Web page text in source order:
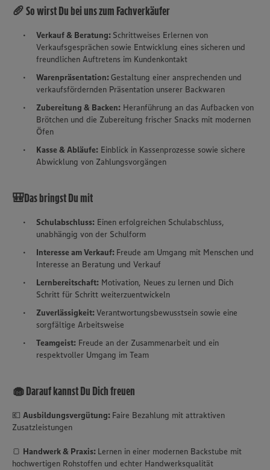
🥖 So wirst Du bei uns zum Fachverkäufer
Verkauf & Beratung: Schrittweises Erlernen von
Verkaufsgesprächen sowie Entwicklung eines sicheren und
freundlichen Auftretens im Kundenkontakt
Warenpräsentation:Gestaltung einer ansprechenden und
verkaufsfördernden Präsentation unserer Backwaren
Zubereitung & Backen: Heranführung an das Aufbacken von
Brötchen und die Zubereitung frischer Snacks mit modernen
Öfen
Kasse & Abläufe: Einblick in Kassenprozesse sowie sichere
Abwicklung von Zahlungsvorgängen
🎒Das bringst Du mit
Schulabschluss: Einen erfolgreichen Schulabschluss,
unabhängig von der Schulform
Interesse am Verkauf: Freude am Umgang mit Menschen und
Interesse an Beratung und Verkauf
Lernbereitschaft: Motivation, Neues zu lernen und Dich
Schritt für Schritt weiterzuentwickeln
Zuverlässigkeit:Verantwortungsbewusstsein sowie eine
sorgfältige Arbeitsweise
Teamgeist: Freude an der Zusammenarbeit und ein
respektvoller Umgang im Team
🧁 Darauf kannst Du Dich freuen
💶 Ausbildungsvergütung: Faire Bezahlung mit attraktiven
Zusatzleistungen
🍞 Handwerk & Praxis: Lernen in einer modernen Backstube mit
hochwertigen Rohstoffen und echter Handwerksqualität